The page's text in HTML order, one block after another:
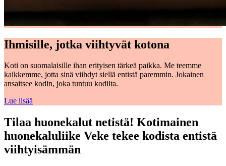
Ihmisille, jotka viihtyvät kotona
Koti on suomalaisille ihan erityisen tärkeä paikka. Me teemme
kaikkemme, jotta sinä viihdyt siellä entistä paremmin. Jokainen
ansaitsee kodin, joka tuntuu kodilta.
Lue lisää
Tilaa huonekalut netistä! Kotimainen
huonekaluliike Veke tekee kodista entistä
viihtyisämmän